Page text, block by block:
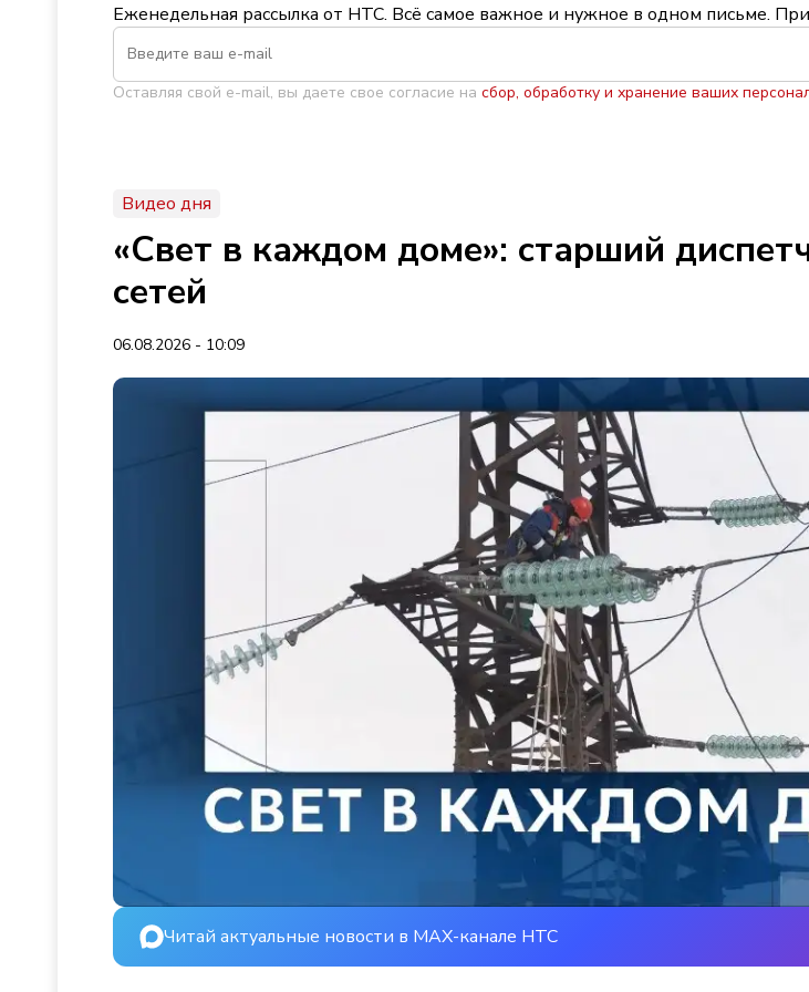
Еженедельная рассылка от НТС. Всё самое важное и нужное в одном письме.
Оставляя свой e-mail, вы даете свое согласие на сбор, обработку и хранение ваших
Видео дня
«Свет в каждом доме»: старший
сетей
06.08.2026 - 10:09
Читай актуальные новости в MAX-канале НТС